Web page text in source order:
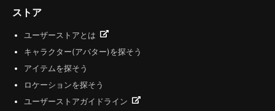
ストア
ユーザーストアとは
キャラクター(アバター)を探そう
アイテムを探そう
ロケーションを探そう
ユーザーストアガイドライン